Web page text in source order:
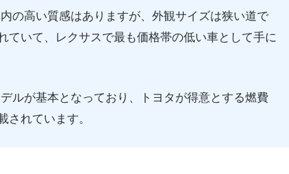
の高い質感はありますが、外観サイズは狭い道で
ていて、レクサスで最も価格帯の低い車として手に
ルが基本となっており、トヨタが得意とする燃費
されています。